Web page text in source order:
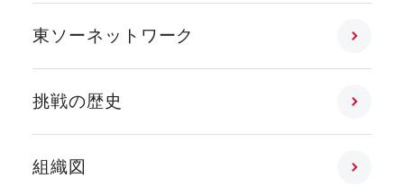
東ソーネットワーク
挑戦の歴史
組織図